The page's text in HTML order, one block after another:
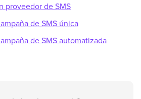
proveedor de SMS
de SMS única
de SMS automatizada